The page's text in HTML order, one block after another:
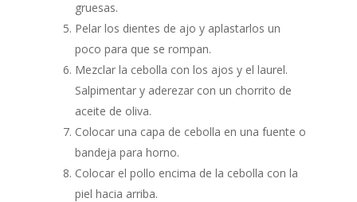
gruesas.
Pelar los dientes de ajo y aplastarlos un
poco para que se rompan.
Mezclar la cebolla con los ajos y el laurel.
Salpimentar y aderezar con un chorrito de
aceite de oliva.
Colocar una capa de cebolla en una fuente o
bandeja para horno.
Colocar el pollo encima de la cebolla con la
piel hacia arriba.